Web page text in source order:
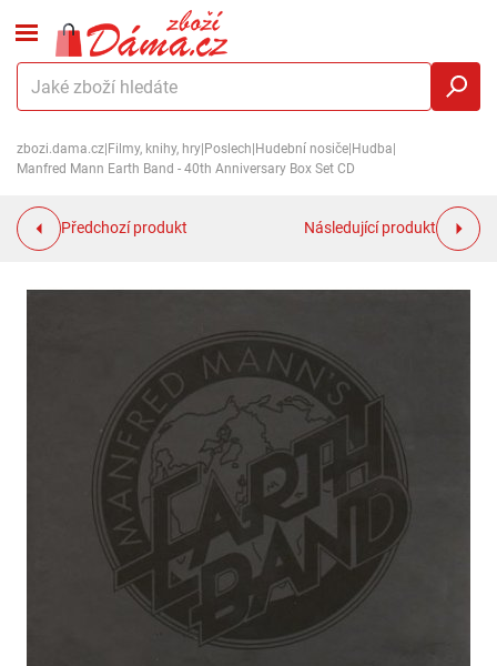
zbozi.dama.cz Filmy, knihy, hry Poslech Hudební nosiče Hudba
Manfred Mann Earth Band - 40th Anniversary Box Set CD
Předchozí produkt Následující produkt